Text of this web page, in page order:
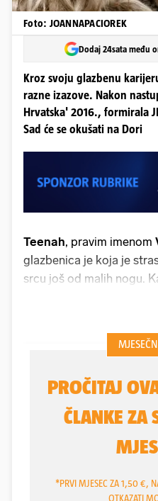
Foto: JOANNAPACIOREK
Dodaj 24sata među
Kroz svoju glazbenu
razne izazove. Nakon
Hrvatska' 2016., formirala
Sad će se okušati na Dori
Teenah, pravim imenom
glazbenica je koja je
srcu još od malih nogu.
godine, kad je nastupila
Nova Music Talents'.
razmišljajući da će
hrvatskom izboru za